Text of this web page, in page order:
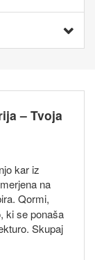
– Tvoja
kar iz
na
Qormi,
ki se ponaša
Skupaj